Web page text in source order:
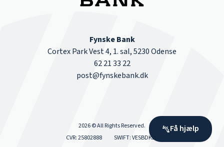
Få hjælp
Fynske Bank
Cortex Park Vest 4, 1. sal, 5230 Odense
62 21 33 22
post@fynskebank.dk
2026 © All Rights Reserved.
CVR: 25802888
SWIFT: VESBDK22